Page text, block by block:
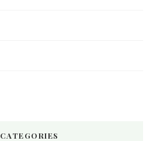
CATEGORIES